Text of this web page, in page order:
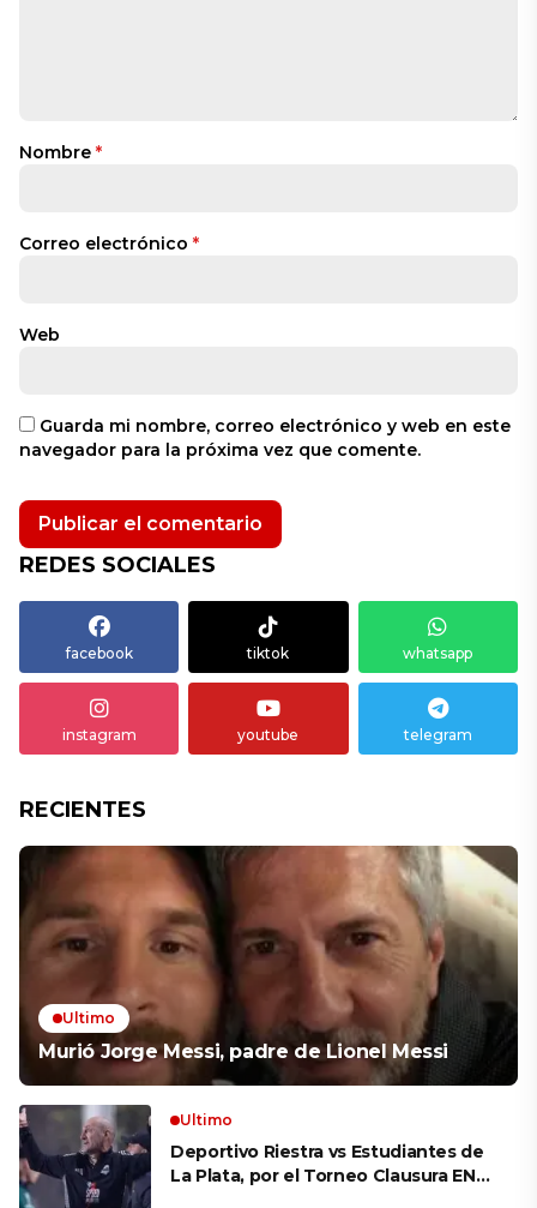
Nombre *
Correo electrónico *
Web
Guarda mi nombre, correo electrónico y web en este
navegador para la próxima vez que comente.
REDES SOCIALES
facebook tiktok whatsapp
instagram youtube telegram
RECIENTES
Ultimo
Murió Jorge Messi, padre de Lionel Messi
Ultimo
Deportivo Riestra vs Estudiantes de
La Plata, por el Torneo Clausura EN